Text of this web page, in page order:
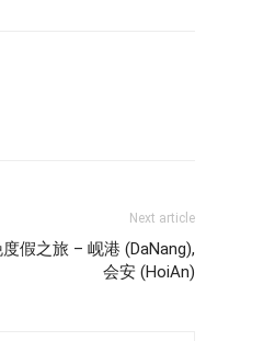
Next article
度假之旅 – 岘港 (DaNang),
会安 (HoiAn)